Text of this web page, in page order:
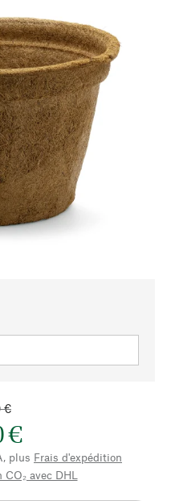
€
€
plus Frais d'expédition
avec DHL